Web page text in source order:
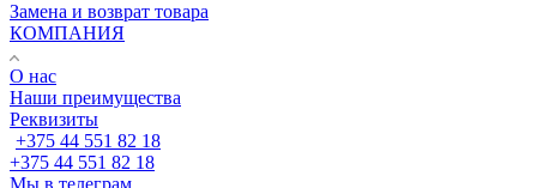
Замена и возврат товара
КОМПАНИЯ
О нас
Наши преимущества
Реквизиты
+375 44 551 82 18
+375 44 551 82 18
Мы в телеграм